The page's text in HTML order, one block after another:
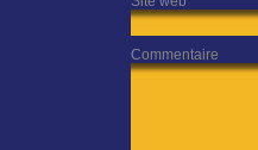
Commentaire